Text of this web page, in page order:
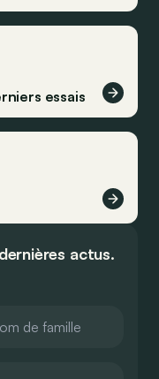
essais
actus.